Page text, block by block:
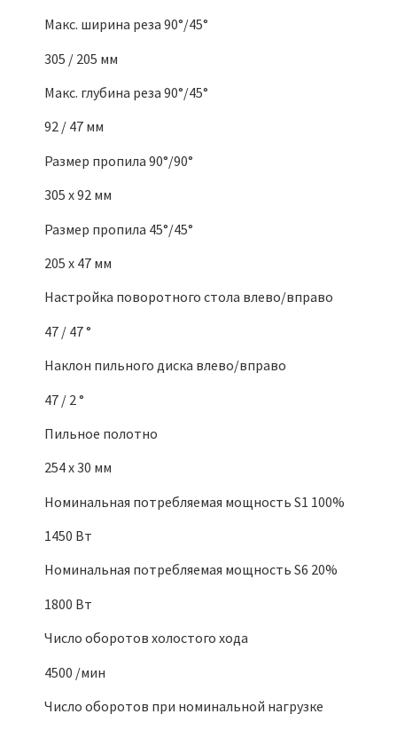
Макс. ширина реза 90°/45°
305 / 205 мм
Макс. глубина реза 90°/45°
92 / 47 мм
Размер пропила 90°/90°
305 x 92 мм
Размер пропила 45°/45°
205 x 47 мм
Настройка поворотного стола влево/вправо
47 / 47 °
Наклон пильного диска влево/вправо
47 / 2 °
Пильное полотно
254 x 30 мм
Номинальная потребляемая мощность S1 100%
1450 Вт
Номинальная потребляемая мощность S6 20%
1800 Вт
Число оборотов холостого хода
4500 /мин
Число оборотов при номинальной нагрузке